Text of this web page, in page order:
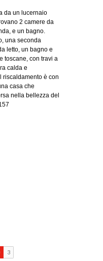
da un lucernaio
2 camere da
e un bagno.
una seconda
letto, un bagno e
toscane, con travi a
calda e
riscaldamento è con
casa che
nella bellezza del